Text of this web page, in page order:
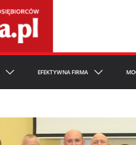
EFEKTYWNA FIRMA